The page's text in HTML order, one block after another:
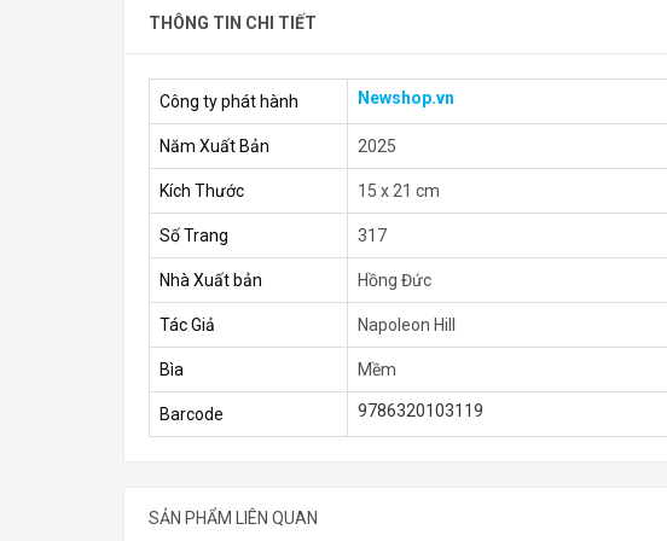
THÔNG TIN CHI TIẾT
Công ty phát hành Newshop.vn
Năm Xuất Bản 2025
Kích Thước 15 x 21 cm
Số Trang 317
Nhà Xuất bản Hồng Đức
Tác Giả Napoleon Hill
Bìa Mềm
Barcode 9786320103119
SẢN PHẨM LIÊN QUAN